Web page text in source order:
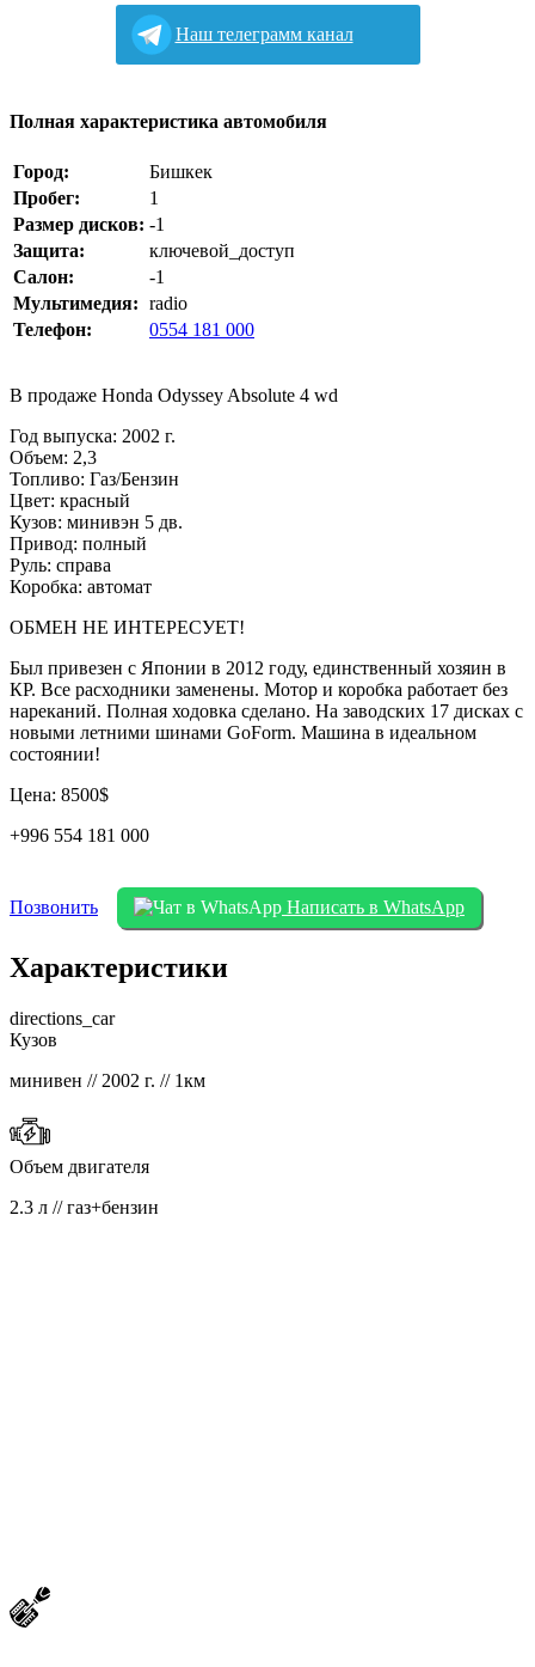
Наш телеграмм канал
Полная характеристика автомобиля
Город:
Бишкек
Пробег:
1
Размер дисков: -1
Защита:
ключевой_доступ
Салон:
-1
Мультимедия: radio
Телефон:
0554 181 000
В продаже Honda Odyssey Absolute 4 wd
Год выпуска: 2002 г.
Объем: 2,3
Топливо: Газ/Бензин
Цвет: красный
Кузов: минивэн 5 дв.
Привод: полный
Руль: справа
Коробка: автомат
ОБМЕН НЕ ИНТЕРЕСУЕТ!
Был привезен с Японии в 2012 году, единственный хозяин в
КР. Все расходники заменены. Мотор и коробка работает без
нареканий. Полная ходовка сделано. На заводских 17 дисках с
новыми летними шинами GoForm. Машина в идеальном
состоянии!
Цена: 8500$
+996 554 181 000
Позвонить Написать в WhatsApp
Характеристики
directions_car
Кузов
минивен // 2002 г. // 1км
Объем двигателя
2.3 л // газ+бензин